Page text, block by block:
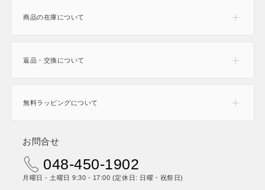
商品の在庫について
返品・交換について
無料ラッピングについて
お問合せ
048-450-1902
月曜日 - 土曜日 9:30 - 17:00 (定休日: 日曜・祝祭日)